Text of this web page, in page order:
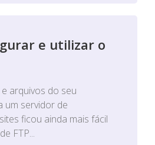
e utilizar o
arquivos do seu
um servidor de
ficou ainda mais fácil
FTP...